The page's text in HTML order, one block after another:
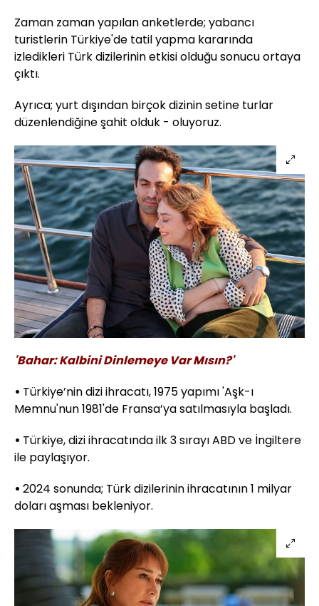
Zaman zaman yapılan anketlerde; yabancı
turistlerin Türkiye'de tatil yapma kararında
izledikleri Türk dizilerinin etkisi olduğu sonucu ortaya
çıktı.
Ayrıca; yurt dışından birçok dizinin setine turlar
düzenlendiğine şahit olduk - oluyoruz.
'Bahar: Kalbini Dinlemeye Var Mısın?'
• Türkiye’nin dizi ihracatı, 1975 yapımı 'Aşk-ı
Memnu'nun 1981'de Fransa’ya satılmasıyla başladı.
• Türkiye, dizi ihracatında ilk 3 sırayı ABD ve İngiltere
ile paylaşıyor.
• 2024 sonunda; Türk dizilerinin ihracatının 1 milyar
doları aşması bekleniyor.